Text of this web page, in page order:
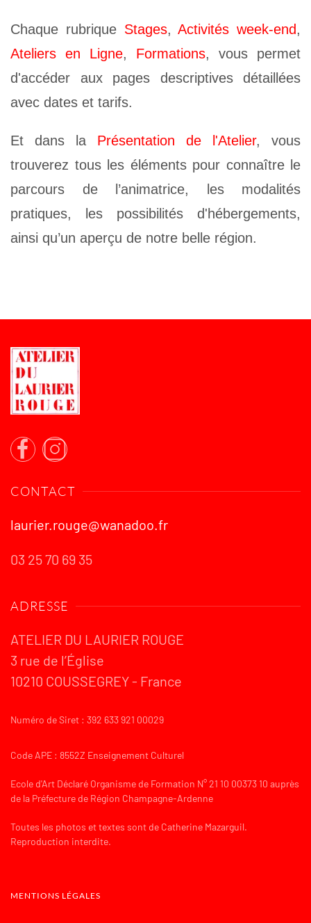
Chaque rubrique Stages,Activités week-end,
Ateliers en Ligne, Formations, vous permet
d'accéder aux pages descriptives détaillées
avec dates et tarifs.
Et dans la Présentation de l'Atelier, vous
trouverez tous les éléments pour connaître le
parcours de l’animatrice, les modalités
pratiques, les possibilités d'hébergements,
ainsi qu’un aperçu de notre belle région.
CONTACT
laurier.rouge@wanadoo.fr
03 25 70 69 35
ADRESSE
ATELIER DU LAURIER ROUGE
3 rue de l’Église
10210 COUSSEGREY - France
Numéro de Siret : 392 633 921 00029
Code APE : 8552Z Enseignement Culturel
Ecole d'Art Déclaré Organisme de Formation N° 21 10 00373 10 auprès
de la Préfecture de Région Champagne-Ardenne
Toutes les photos et textes sont de Catherine Mazarguil.
Reproduction interdite.
MENTIONS LÉGALES